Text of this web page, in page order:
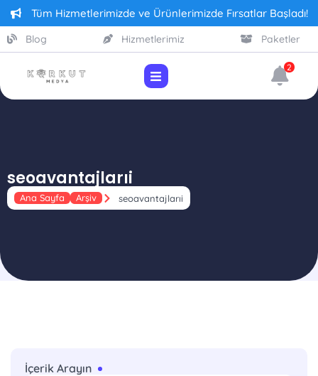
Tüm Hizmetlerimizde ve Ürünlerimizde Fırsatlar Başladı!
Blog Hizmetlerimiz Paketler
2
seoavantajlarıi
Ana Sayfa Arşiv seoavantajlarıi
İçerik Arayın